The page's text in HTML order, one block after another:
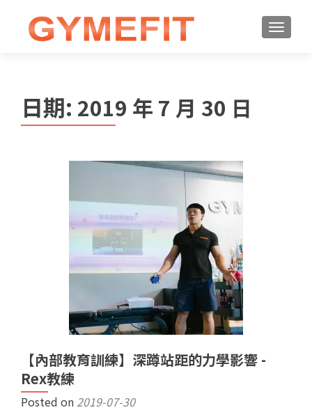
日期: 2019 年 7 月 30 日
【內部教育訓練】深蹲站距的力學影響 -
Rex教練
Posted on 2019-07-30